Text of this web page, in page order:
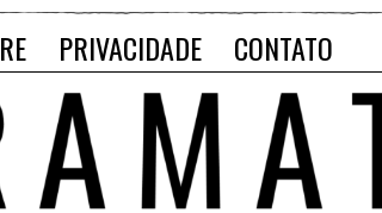
PRIVACIDADE CONTATO